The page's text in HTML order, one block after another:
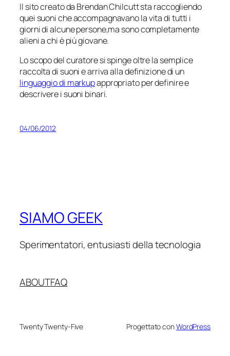
Il sito creato da Brendan Chilcutt sta raccogliendo
quei suoni che accompagnavano la vita di tutti i
giorni di alcune persone,ma sono completamente
alieni a chi è più giovane.
Lo scopo del curatore si spinge oltre la semplice
raccolta di suoni e arriva alla definizione di un
linguaggio di markupappropriato per definire e
descrivere i suoni binari.
04/06/2012
SIAMO GEEK
Sperimentatori, entusiasti della tecnologia
ABOUTFAQ
Twenty Twenty-Five Progettato conWordPress